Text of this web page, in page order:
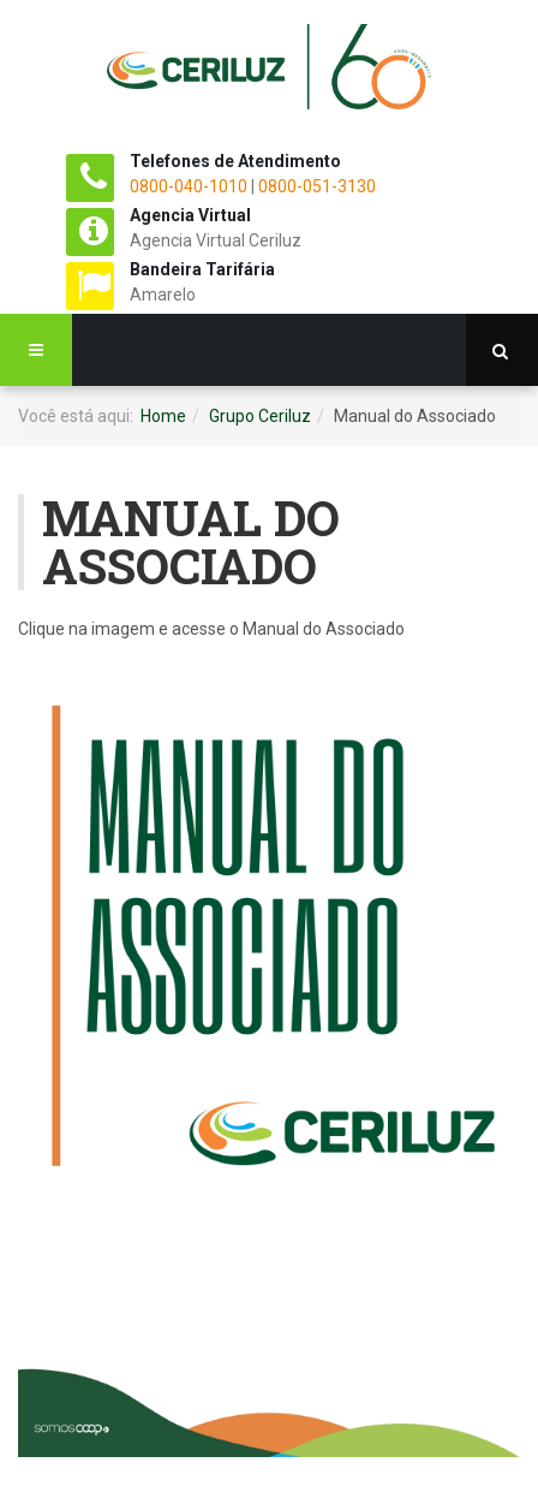
Telefones de Atendimento
0800-040-1010
0800-051-3130
Agencia Virtual
Agencia Virtual Ceriluz
Bandeira Tarifária
Amarelo
Você está aqui: Home Grupo Ceriluz Manual do Associado
MANUAL DO
ASSOCIADO
Clique na imagem e acesse o Manual do Associado